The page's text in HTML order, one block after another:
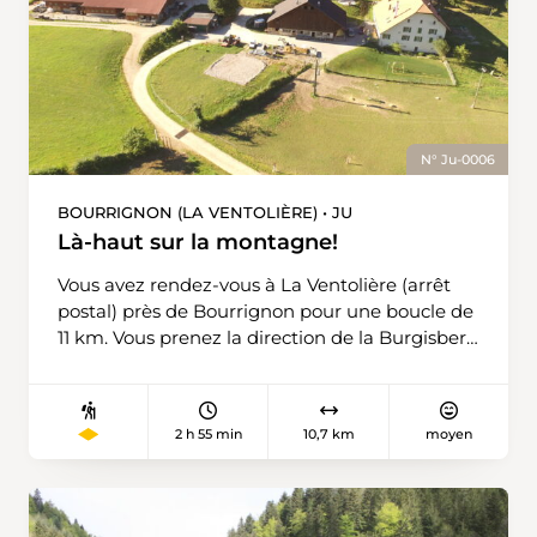
splendide cabane incitant à une pause
bienvenue.
N° Ju-0006
BOURRIGNON (LA VENTOLIÈRE) • JU
Là-haut sur la montagne!
Vous avez rendez-vous à La Ventolière (arrêt
postal) près de Bourrignon pour une boucle de
11 km. Vous prenez la direction de la Burgisberg
descend par la droite vers la ferme de la
Charbonnette. Vous traversez le pâturage au
naissance et descend la gorge de la Golatte en
longeant le ruisseau de Mettembert. Au point
2 h 55 min 10,7 km moyen